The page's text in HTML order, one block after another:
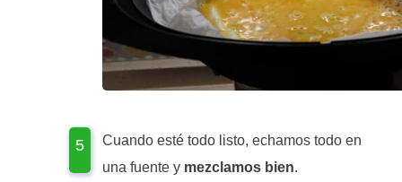
Cuando esté todo listo, echamos todo en
una fuente y mezclamos bien.